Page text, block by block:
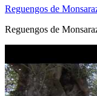
Reguengos de
Reguengos de